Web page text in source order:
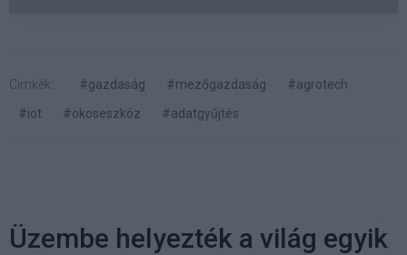
Címkék: #gazdaság #mezőgazdaság
#agrotech
#iot
#okoseszköz #adatgyűjtés
Üzembe helyezték a világ egyik